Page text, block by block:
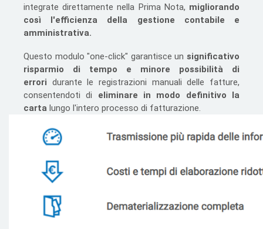
integrate direttamente nella Prima Nota, migliorando
così l'efficienza della gestione contabile e
amministrativa.
Questo modulo "one-click" garantisce un significativo
risparmio di tempo e minore possibilità di
errori durante le registrazioni manuali delle fatture,
consentendoti di eliminare in modo definitivo la
carta lungo l'intero processo di fatturazione.